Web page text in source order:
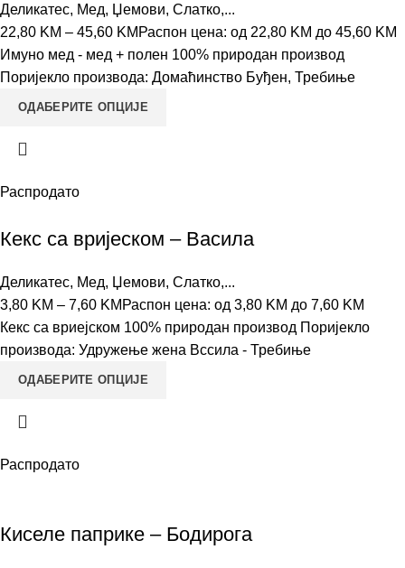
Деликатес, Мед, Џемови, Слатко,...
22,80 KM – 45,60 KM Распон цена: од 22,80 KM до 45,60 KM
Имуно мед - мед + полен 100% природан производ
Поријекло производа: Домаћинство Буђен, Требиње
ОДАБЕРИТЕ ОПЦИЈЕ
Распродато
Кекс са вријеском – Васила
Деликатес, Мед, Џемови, Слатко,...
3,80 KM – 7,60 KM Распон цена: од 3,80 KM до 7,60 KM
Кекс са вриејском 100% природан производ Поријекло
производа: Удружење жена Вссила - Требиње
ОДАБЕРИТЕ ОПЦИЈЕ
Распродато
Киселе паприке – Бодирога